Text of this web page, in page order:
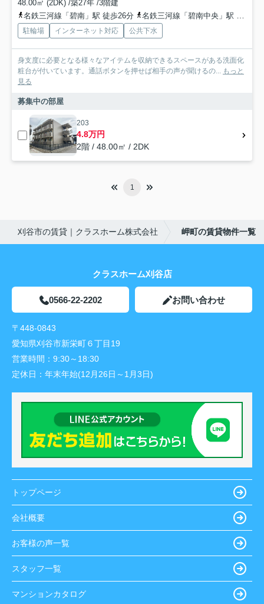
48.00㎡ (2DK) /築27年 /3階建
名鉄三河線「碧南」駅 徒歩26分
名鉄三河線「碧南中央」駅 徒歩46分
駐輪場 インターネット対応 公共下水
身支度に必要となる様々なアイテムを収納できるスペースがある洗面化
粧台が付いています。通話ボタンを押せば相手の声が聞けるの... もっと
見る
募集中の部屋
203
4.8万円
2階 / 48.00㎡ / 2DK
1
刈谷市の賃貸｜クラスホーム株式会社 岬町の賃貸物件一覧
クラスホーム刈谷店
0566-22-2202 お問い合わせ
〒448-0843
愛知県刈谷市新栄町６丁目19
営業時間： 9:30～18:30
定休日： 年末年始(12月26日～1月3日)
トップページ
会社概要
お客様の声一覧
スタッフ一覧
マンションカタログ